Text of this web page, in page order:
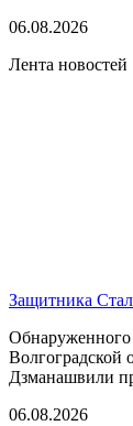
06.08.2026
Лента новостей
Защитника
Обнаруженного
Волгоградской
Дзманашвили
06.08.2026